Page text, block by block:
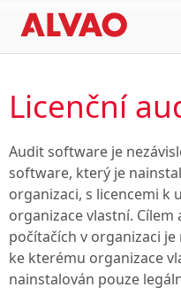
Licenční
Audit software je
software, který je
organizaci, s licencemi k
organizace vlastní.
počítačích v organizaci
ke kterému organizace
nainstalován pouze